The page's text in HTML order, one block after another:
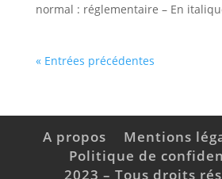
normal : réglementaire – En
« Entrées précédentes
A propos
Mentions
Politique de
2023 – Tous droits